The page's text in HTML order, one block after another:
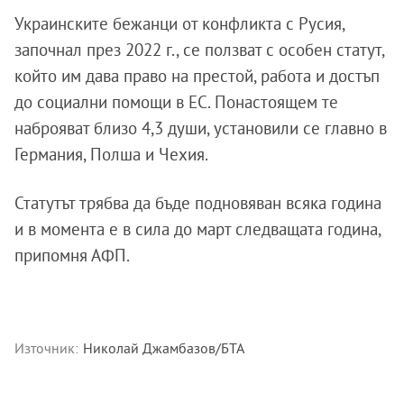
Украинските бежанци от конфликта с Русия,
започнал през 2022 г., се ползват с особен статут,
който им дава право на престой, работа и достъп
до социални помощи в ЕС. Понастоящем те
наброяват близо 4,3 души, установили се главно в
Германия, Полша и Чехия.
Статутът трябва да бъде подновяван всяка година
и в момента е в сила до март следващата година,
припомня АФП.
Източник: Николай Джамбазов/БТА